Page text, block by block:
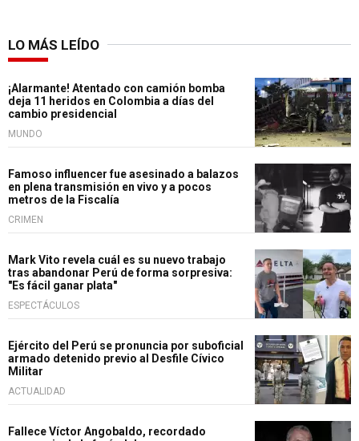
LO MÁS LEÍDO
¡Alarmante! Atentado con camión bomba
deja 11 heridos en Colombia a días del
cambio presidencial
MUNDO
Famoso influencer fue asesinado a balazos
en plena transmisión en vivo y a pocos
metros de la Fiscalía
CRIMEN
Mark Vito revela cuál es su nuevo trabajo
tras abandonar Perú de forma sorpresiva:
"Es fácil ganar plata"
ESPECTÁCULOS
Ejército del Perú se pronuncia por suboficial
armado detenido previo al Desfile Cívico
Militar
ACTUALIDAD
Fallece Víctor Angobaldo, recordado